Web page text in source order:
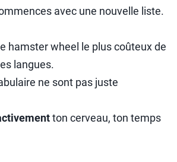
avec une nouvelle liste.
hamster wheel le plus coûteux de
langues.
ne sont pas juste
ton cerveau, ton temps